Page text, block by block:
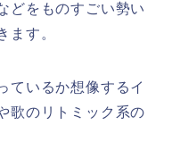
どをものすごい勢い
ます。
ているか想像するイ
歌のリトミック系の